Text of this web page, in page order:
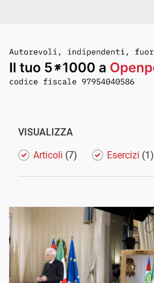
VISUALIZZA
Articoli (7) Esercizi (1)